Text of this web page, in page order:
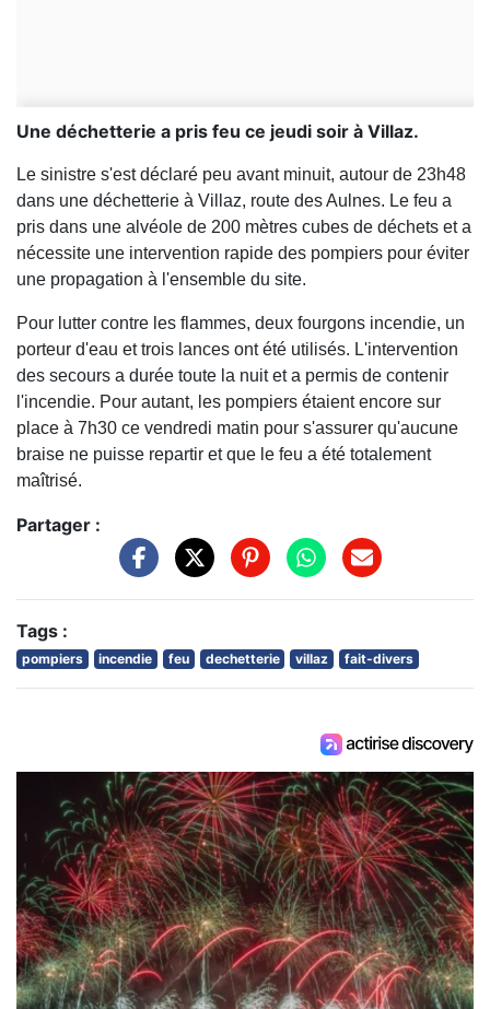
Une déchetterie a pris feu ce jeudi soir à Villaz.
Le sinistre s'est déclaré peu avant minuit, autour de 23h48
dans une déchetterie à Villaz, route des Aulnes. Le feu a
pris dans une alvéole de 200 mètres cubes de déchets et a
nécessite une intervention rapide des pompiers pour éviter
une propagation à l'ensemble du site.
Pour lutter contre les flammes, deux fourgons incendie, un
porteur d'eau et trois lances ont été utilisés. L'intervention
des secours a durée toute la nuit et a permis de contenir
l'incendie. Pour autant, les pompiers étaient encore sur
place à 7h30 ce vendredi matin pour s'assurer qu'aucune
braise ne puisse repartir et que le feu a été totalement
maîtrisé.
Partager :
Tags :
pompiers incendie feu dechetterie villaz fait-divers